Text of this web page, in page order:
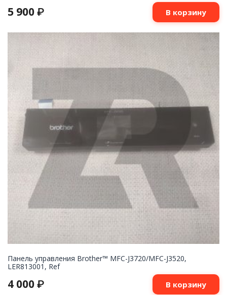
5 900 ₽ В корзину
Панель управления Brother™ MFC-J3720/MFC-J3520,
LER813001, Ref
4 000 ₽ В корзину